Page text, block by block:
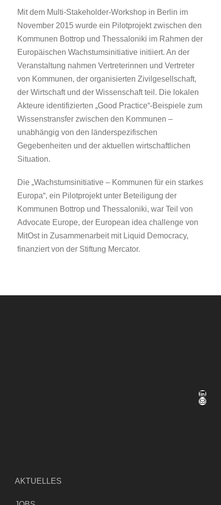
Mit dem Multi-Stakeholder-Workshop in Berlin im
November 2015 wurde ein Pilotprojekt zwischen den
Kommunen Bottrop und Thessaloniki im Rahmen der
Europäischen Wachstumsinitiative initiiert. An der
Veranstaltung nahmen Vertreterinnen und Vertreter
von Kommunen, der organisierten Zivilgesellschaft,
der Wirtschaft und der Wissenschaft teil. Die lokalen
Akteure identifizierten „Good Practice“-Beispiele zum
Wissenstransfer zwischen den Kommunen –
unabhängig von den länderspezifischen
Gegebenheiten und der aktuellen wirtschaftlichen
Situation.
Die „Wachstumsinitiative – Kommunen für ein starkes
Europa“, ein Pilotprojekt unter Beteiligung der
Kommunen Bottrop und Thessaloniki, war Teil von
Advocate Europe, der European idea challenge von
MitOst in Zusammenarbeit mit Liquid Democracy,
finanziert von der Stiftung Mercator.
LinkedIn
E-Mail
AKTUELLES